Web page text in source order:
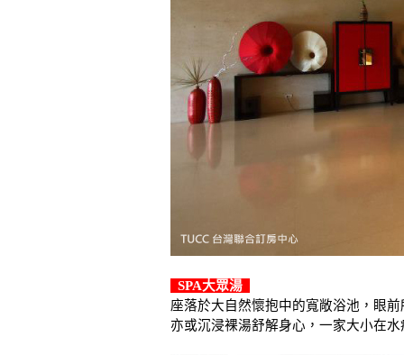
SPA大眾湯
座落於大自然懷抱中的寬敞浴池，眼
亦或沉浸裸湯舒解身心，一家大小在